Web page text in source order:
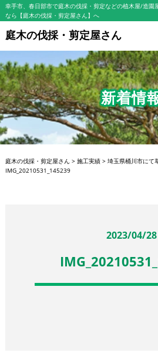
幸手市、春日部市で庭木の伐採・剪定などの植木屋/造園
なら【庭木の伐採・剪定屋さん】へ
庭木の伐採・剪定屋さん
新着情
庭木の伐採・剪定屋さん > 施工実績> 埼玉県桶川市にて
IMG_20210531_145239
2023/04/28